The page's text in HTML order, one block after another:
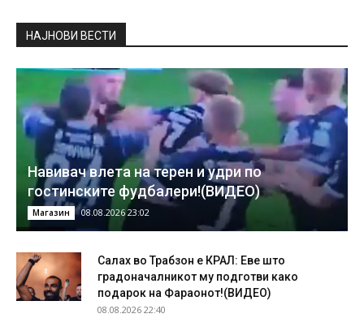
НAЈНОВИ ВЕСТИ
Навивач влета на терен и удри по
гостинските фудбалери!(ВИДЕО)
Магазин 08.08.2026 23:02
Салах во Трабзон е КРАЛ: Еве што
градоначалникот му подготви како
подарок на Фараонот!(ВИДЕО)
08.08.2026 22:40